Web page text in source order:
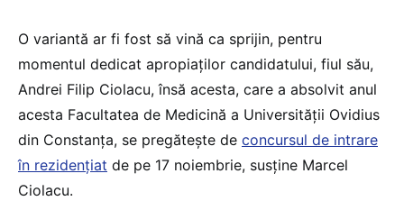
O variantă ar fi fost să vină ca sprijin, pentru
momentul dedicat apropiaților candidatului, fiul său,
Andrei Filip Ciolacu, însă acesta, care a absolvit anul
acesta Facultatea de Medicină a Universității Ovidius
din Constanța, se pregătește de concursul de intrare
în rezidențiat de pe 17 noiembrie, susține Marcel
Ciolacu.